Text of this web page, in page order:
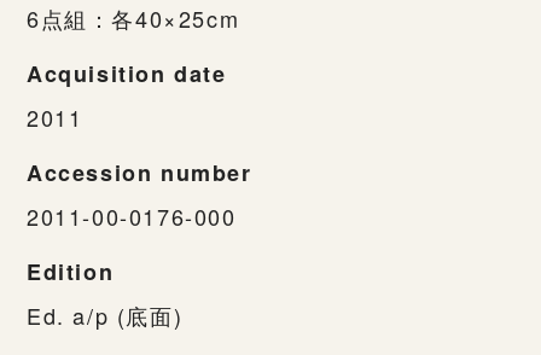
6点組：各40×25cm
Acquisition date
2011
Accession number
2011-00-0176-000
Edition
Ed. a/p (底面)